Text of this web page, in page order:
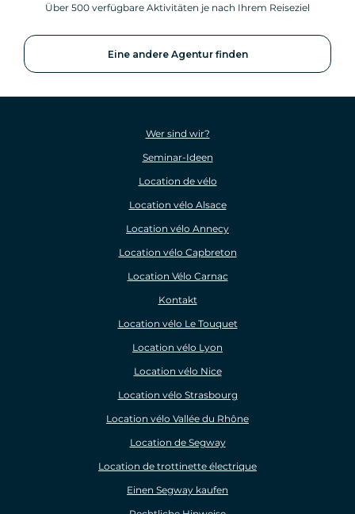
Über 500 verfügbare Aktivitäten je nach Ihrem Reiseziel
Eine andere Agentur finden
Wer sind wir?
Seminar-Ideen
Location de vélo
Location vélo Alsace
Location vélo Annecy
Location vélo Capbreton
Location Vélo Carnac
Kontakt
Location vélo Le Touquet
Location vélo Lyon
Location vélo Nice
Location vélo Strasbourg
Location vélo Vallée du Rhône
Location de Segway
Location de trottinette électrique
Einen Segway kaufen